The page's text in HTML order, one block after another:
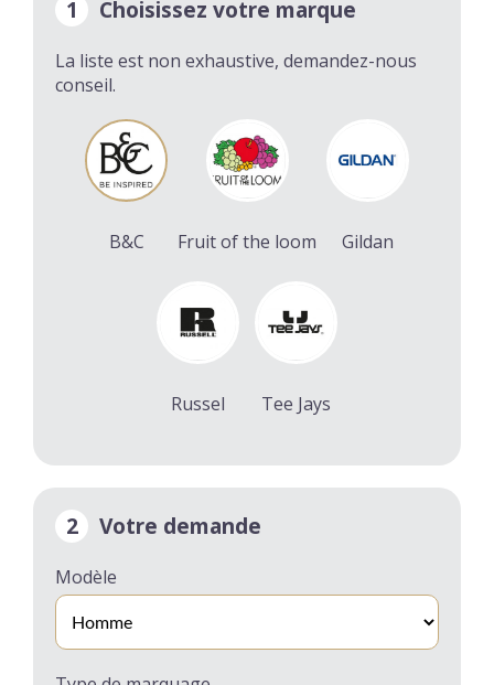
1 Choisissez votre marque
La liste est non exhaustive, demandez-nous
conseil.
B&C Fruit of the loom Gildan
Russel Tee Jays
2 Votre demande
Modèle